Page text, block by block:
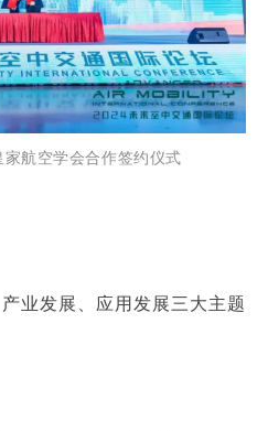
航空学会合作签约仪式
业发展、应用发展三大主题